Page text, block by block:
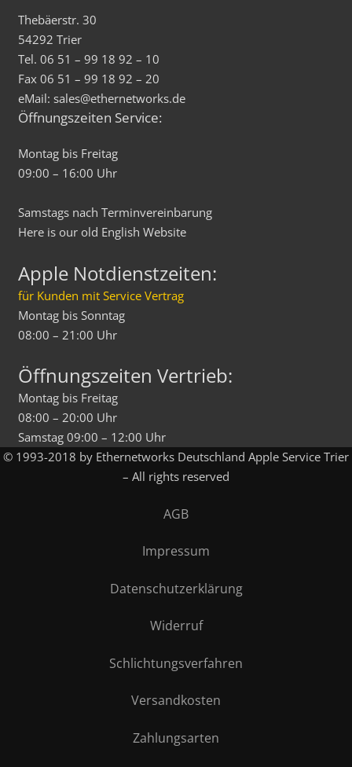
Thebäerstr. 30
54292 Trier
Tel. 06 51 – 99 18 92 – 10
Fax 06 51 – 99 18 92 – 20
eMail: sales@ethernetworks.de
Öffnungszeiten Service:
Montag bis Freitag
09:00 – 16:00 Uhr
Samstags nach Terminvereinbarung
Here is our old English Website
Apple Notdienstzeiten:
für Kunden mit Service Vertrag
Montag bis Sonntag
08:00 – 21:00 Uhr
Öffnungszeiten Vertrieb:
Montag bis Freitag
08:00 – 20:00 Uhr
Samstag 09:00 – 12:00 Uhr
© 1993-2018 by Ethernetworks Deutschland Apple Service Trier
– All rights reserved
AGB
Impressum
Datenschutzerklärung
Widerruf
Schlichtungsverfahren
Versandkosten
Zahlungsarten